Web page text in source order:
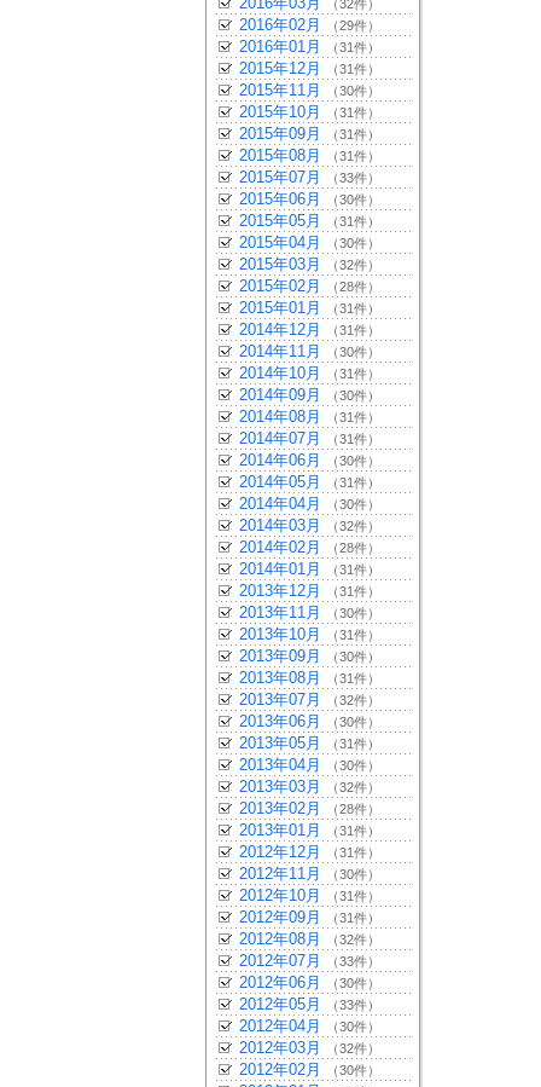
（32件）
2016年02月 （29件）
2016年01月 （31件）
2015年12月 （31件）
2015年11月 （30件）
2015年10月 （31件）
2015年09月 （31件）
2015年08月 （31件）
2015年07月 （33件）
2015年06月 （30件）
2015年05月 （31件）
2015年04月 （30件）
2015年03月 （32件）
2015年02月 （28件）
2015年01月 （31件）
2014年12月 （31件）
2014年11月 （30件）
2014年10月 （31件）
2014年09月 （30件）
2014年08月 （31件）
2014年07月 （31件）
2014年06月 （30件）
2014年05月 （31件）
2014年04月 （30件）
2014年03月 （32件）
2014年02月 （28件）
2014年01月 （31件）
2013年12月 （31件）
2013年11月 （30件）
2013年10月 （31件）
2013年09月 （30件）
2013年08月 （31件）
2013年07月 （32件）
2013年06月 （30件）
2013年05月 （31件）
2013年04月 （30件）
2013年03月 （32件）
2013年02月 （28件）
2013年01月 （31件）
2012年12月 （31件）
2012年11月 （30件）
2012年10月 （31件）
2012年09月 （31件）
2012年08月 （32件）
2012年07月 （33件）
2012年06月 （30件）
2012年05月 （33件）
2012年04月 （30件）
2012年03月 （32件）
2012年02月 （30件）